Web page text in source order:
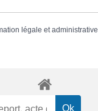
légale et administrative